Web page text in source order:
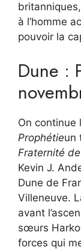
à l’homme
pouvoir la
Dune :
On continue
Prophétieun
Fraternité
Kevin J.
Dune de
Villeneuve.
avant
sœurs
forces qui